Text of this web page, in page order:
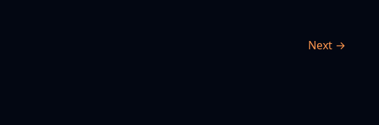
Next →